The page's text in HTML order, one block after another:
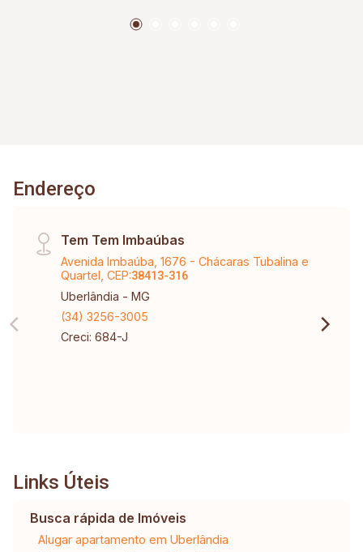
Endereço
Tem Tem Imbaúbas
Avenida Imbaúba, 1676 - Chácaras Tubalina e
Quartel, CEP:38413-316
Uberlândia - MG
(34) 3256-3005
Creci: 684-J
Links Úteis
Busca rápida de Imóveis
Alugar apartamento em Uberlândia